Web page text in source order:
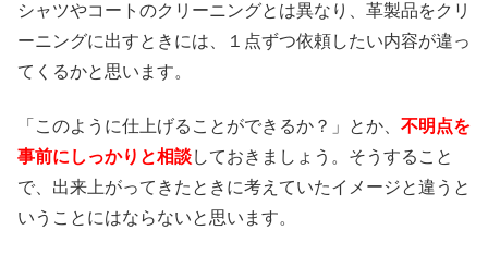
シャツやコートのクリーニングとは異なり、革製品をクリ
ーニングに出すときには、１点ずつ依頼したい内容が違っ
てくるかと思います。
「このように仕上げることができるか？」とか、 不明点を
事前にしっかりと相談しておきましょう。そうすること
で、出来上がってきたときに考えていたイメージと違うと
いうことにはならないと思います。